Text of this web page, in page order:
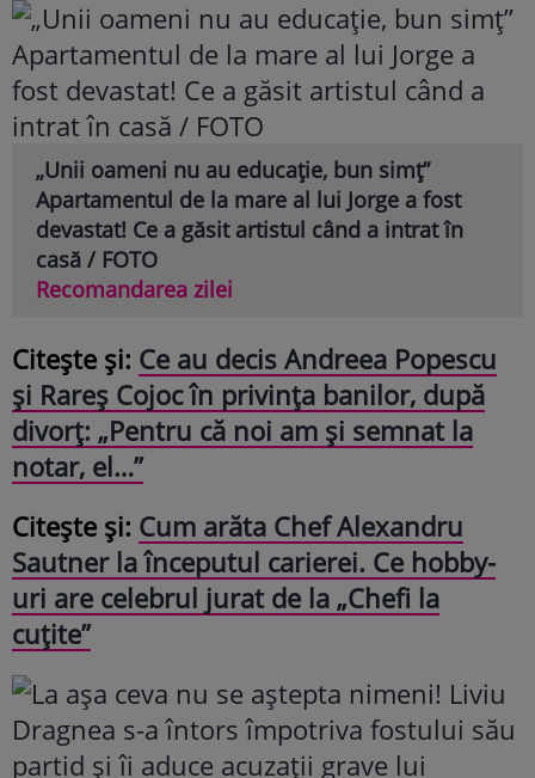
„Unii oameni nu au educație, bun simț”
Apartamentul de la mare al lui Jorge a fost
devastat! Ce a găsit artistul când a intrat în
casă / FOTO
Recomandarea zilei
Citește și: Ce au decis Andreea Popescu
și Rareș Cojoc în privința banilor, după
divorț: „Pentru că noi am și semnat la
notar, el…”
Citește și: Cum arăta Chef Alexandru
Sautner la începutul carierei. Ce hobby-
uri are celebrul jurat de la „Chefi la
cuțite”